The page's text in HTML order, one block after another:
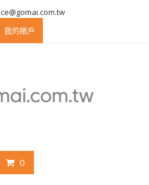
我的賬戶
0